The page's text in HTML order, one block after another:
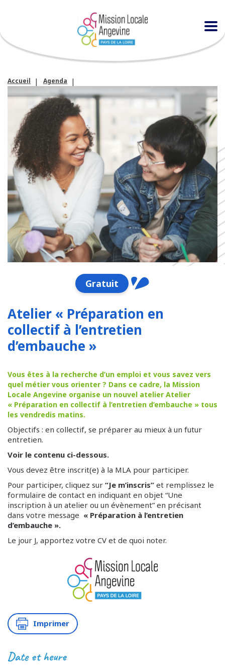
Accueil
Agenda
Atelier « Préparation en collectif à l’entretien d’embauche »
Gratuit
Atelier « Préparation en
collectif à l’entretien
d’embauche »
Vous êtes à la recherche d’un emploi et vous savez vers
quel métier vous orienter ? Dans ce cadre, la Mission
Locale Angevine organise un nouvel atelier Atelier
« Préparation en collectif à l’entretien d’embauche » tous
les vendredis matins.
Objectifs : en collectif, se préparer au mieux à un futur
entretien.
Voir le contenu ci-dessous.
Vous devez être inscrit(e) à la MLA pour participer.
Pour participer, cliquez sur “Je m’inscris” et remplissez le
formulaire de contact en indiquant en objet “Une
inscription à un atelier ou un évènement” en précisant
dans votre message « Préparation à l’entretien
d’embauche ».
Le jour J, apportez votre CV et de quoi noter.
Imprimer
Date et heure